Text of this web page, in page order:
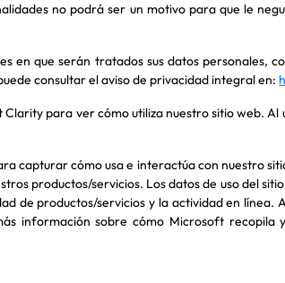
no podrá ser un motivo para que le
en que serán tratados sus datos personales,
consultar el aviso de privacidad integral en:
para ver cómo utiliza nuestro sitio web.
capturar cómo usa e interactúa con nuestro
productos/servicios. Los datos de uso del
de productos/servicios y la actividad en línea.
información sobre cómo Microsoft recopila